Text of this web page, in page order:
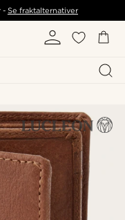
- Se fraktalternativer